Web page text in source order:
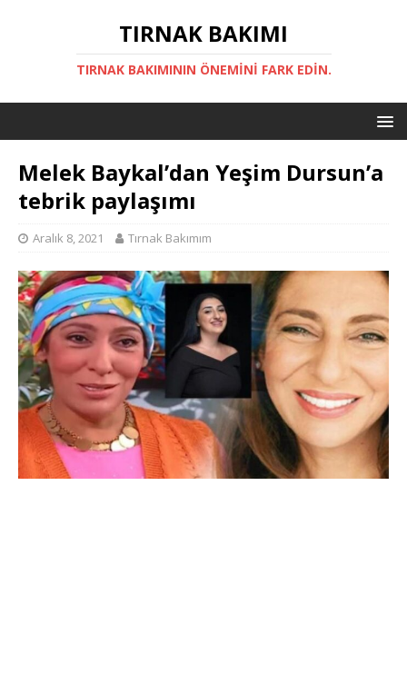
TIRNAK BAKIMI
TIRNAK BAKIMININ ÖNEMINI FARK EDIN.
Melek Baykal’dan Yeşim Dursun’a
tebrik paylaşımı
Aralık 8, 2021 Tırnak Bakımım